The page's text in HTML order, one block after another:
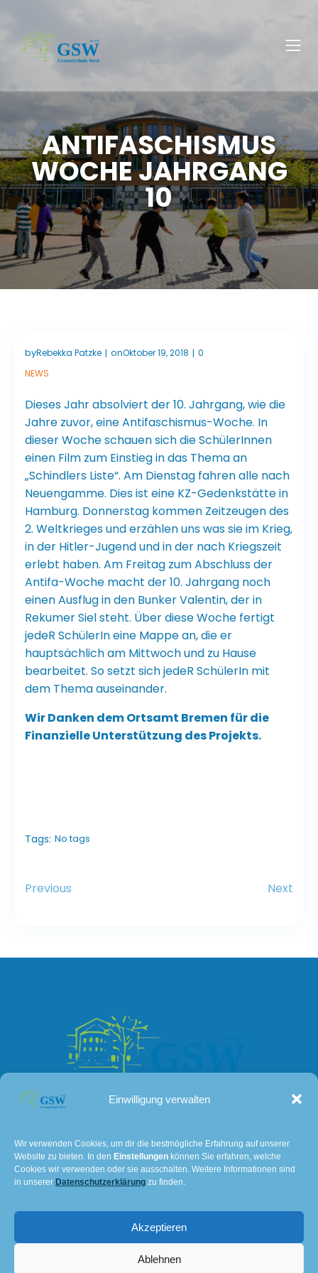
Einwilligung verwalten
Wir verwenden Cookies, um dir die bestmögliche Erfahrung auf unserer
Website zu bieten. In den Einstellungen können Sie erfahren, welche
Cookies wir verwenden oder sie ausschalten. Weitere Informationen sind
in unserer Datenschutzerklärung zu finden.
Akzeptieren
Ablehnen
ANTIFASCHISMUS
WOCHE JAHRGANG
10
byRebekka Patzke | onOktober 19, 2018 | 0
NEWS
Dieses Jahr absolviert der 10. Jahrgang, wie die
Jahre zuvor, eine Antifaschismus-Woche. In
dieser Woche schauen sich die SchülerInnen
einen Film zum Einstieg in das Thema an
„Schindlers Liste“. Am Dienstag fahren alle nach
Neuengamme. Dies ist eine KZ-Gedenkstätte in
Hamburg. Donnerstag kommen Zeitzeugen des
2. Weltkrieges und erzählen uns was sie im Krieg,
in der Hitler-Jugend und in der nach Kriegszeit
erlebt haben. Am Freitag zum Abschluss der
Antifa-Woche macht der 10. Jahrgang noch
einen Ausflug in den Bunker Valentin, der in
Rekumer Siel steht. Über diese Woche fertigt
jedeR SchülerIn eine Mappe an, die er
hauptsächlich am Mittwoch und zu Hause
bearbeitet. So setzt sich jedeR SchülerIn mit
dem Thema auseinander.
Wir Danken dem Ortsamt Bremen für die
Finanzielle Unterstützung des Projekts.
Tags: No tags
Previous Next
Lissaer Straße 7
28237 Bremen
Tel: 0421 – 36114611
501@schulverwaltung.bremen.de
Impressum und Datenschutz